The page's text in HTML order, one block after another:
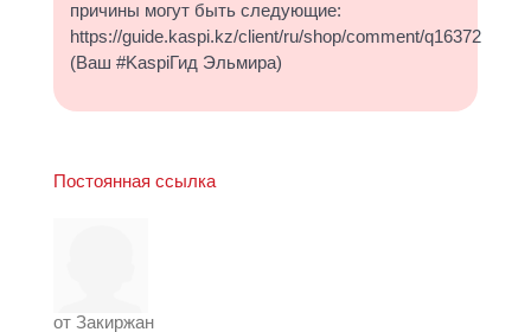
причины могут быть следующие:
https://guide.kaspi.kz/client/ru/shop/comment/q16372
(Ваш #KaspiГид Эльмира)
Постоянная ссылка
от Закиржан